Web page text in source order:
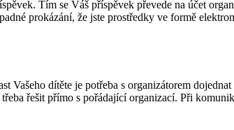
Tím se Váš příspěvek převede na účet
prokázání, že jste prostředky ve formě
Vašeho dítěte je potřeba s organizátorem
řešit přímo s pořádající organizací. Při